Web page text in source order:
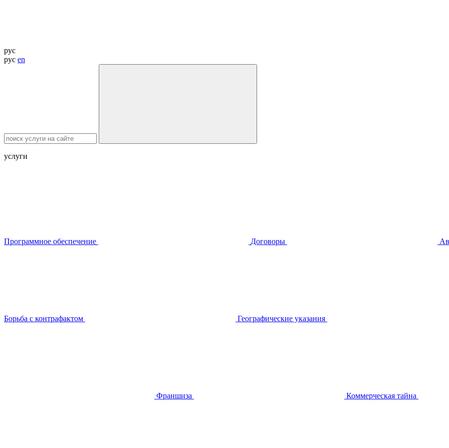
рус
рус en
услуги
Программное обеспечение Договоры
Борьба с контрафактом Географические указания
Франшиза Коммерческая тайна